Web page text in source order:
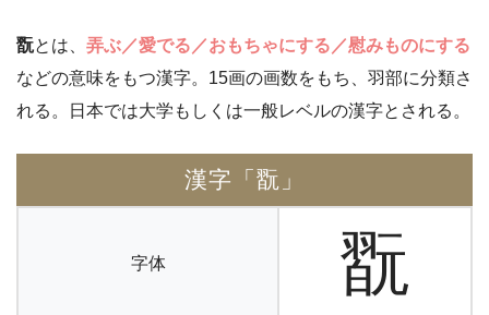
翫とは、 弄ぶ／愛でる／おもちゃにする／慰みものにする
などの意味をもつ漢字。15画の画数をもち、羽部に分類さ
れる。日本では大学もしくは一般レベルの漢字とされる。
漢字「翫」
字体 翫